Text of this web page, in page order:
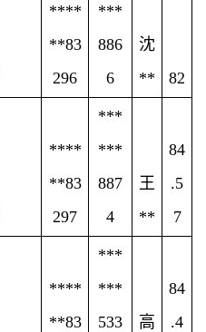
****
**83
296
***
886
6
沈
**
82
****
**83
297
***
***
887
4
王
**
84
.5
7
****
**83
***
***
533
高
84
.4